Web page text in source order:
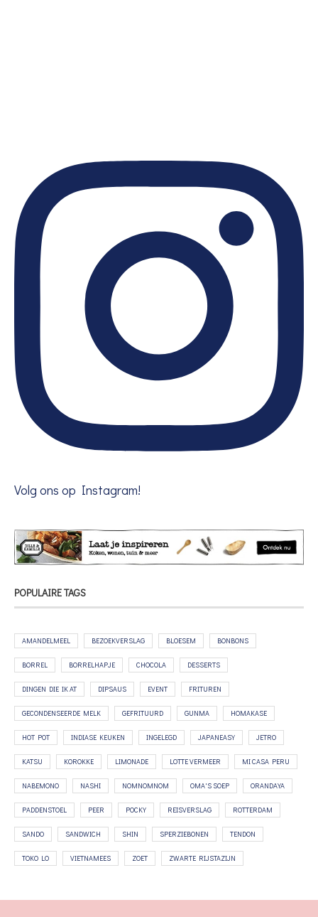
Volg ons op Instagram!
POPULAIRE TAGS
AMANDELMEEL BEZOEKVERSLAG BLOESEM BONBONS
BORREL BORRELHAPJE CHOCOLA DESSERTS
DINGEN DIE IK AT DIPSAUS EVENT FRITUREN
GECONDENSEERDE MELK GEFRITUURD GUNMA HOMAKASE
HOT POT INDIASE KEUKEN INGELEGD JAPANEASY JETRO
KATSU KOROKKE LIMONADE LOTTE VERMEER MI CASA PERU
NABEMONO NASHI NOMNOMNOM OMA'S SOEP ORANDAYA
PADDENSTOEL PEER POCKY REISVERSLAG ROTTERDAM
SANDO SANDWICH SHIN SPERZIEBONEN TENDON
TOKO LO VIETNAMEES ZOET ZWARTE RIJSTAZIJN